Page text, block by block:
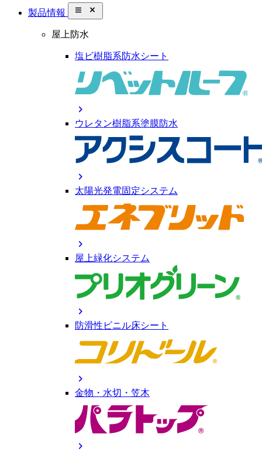
製品情報 close_small
屋上防水
塩ビ樹脂系防水シート
chevron_right
ウレタン樹脂系塗膜防水
chevron_right
太陽光発電固定システム
chevron_right
屋上緑化システム
chevron_right
防滑性ビニル床シート
chevron_right
金物・水切・笠木
chevron_right